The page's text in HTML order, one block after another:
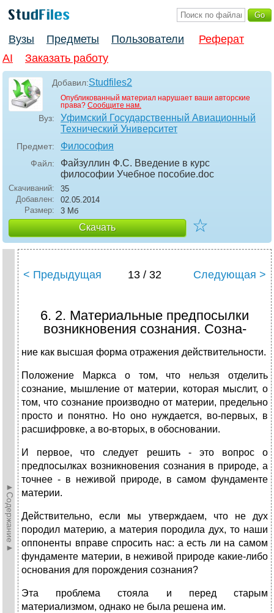
Вузы Предметы Пользователи
Реферат
AI
Заказать работу
Добавил:Studfiles2
Опубликованный материал нарушает ваши авторские
права? Сообщите нам.
Вуз:
Уфимский Государственный Авиационный
Технический Университет
Предмет: Философия
Файл:
Файзуллин Ф.С. Введение в курс
философии Учебное пособие.doc
Скачиваний:
35
Добавлен:
02.05.2014
Размер:
3 Мб
Скачать ☆
►Содержание►
< Предыдущая 13 / 32 Следующая >
6. 2. Материальные предпосылки
возникновения сознания. Созна-
ние как высшая форма отражения действительности.
Положение Маркса о том, что нельзя отделить
сознание, мышление от материи, которая мыслит, о
том, что сознание производно от материи, предельно
просто и понятно. Но оно нуждается, во-первых, в
расшифровке, а во-вторых, в обосновании.
И первое, что следует решить - это вопрос о
предпосылках возникновения сознания в природе, а
точнее - в неживой природе, в самом фундаменте
материи.
Действительно, если мы утверждаем, что не дух
породил материю, а материя породила дух, то наши
оппоненты вправе спросить нас: а есть ли на самом
фундаменте материи, в неживой природе какие-либо
основания для порождения сознания?
Эта проблема стояла и перед старым
материализмом, однако не была решена им.